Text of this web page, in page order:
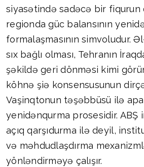
siyasətində sadəcə bir fiqurun
regionda güc balansının
formalaşmasının simvoludur.
sıx bağlı olması, Tehranın
şəkildə geri dönməsi kimi
köhnə şiə konsensusunun
Vaşinqtonun təşəbbüsü ilə
yenidənqurma prosesidir. ABŞ
açıq qarşıdurma ilə deyil,
və məhdudlaşdırma
yönləndirməyə çalışır.